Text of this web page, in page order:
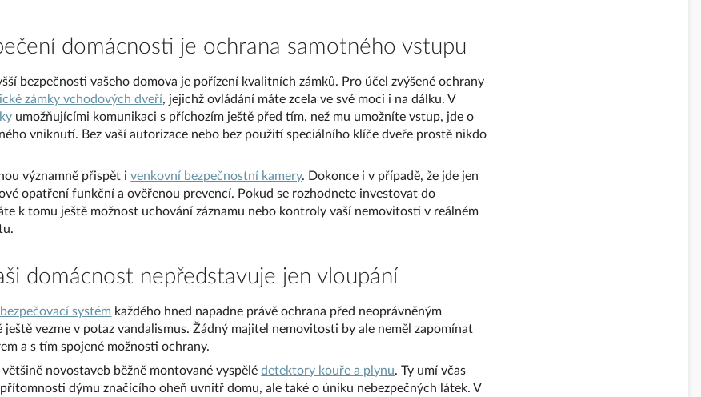
domácnosti je ochrana samotného vstupu
bezpečnosti vašeho domova je pořízení kvalitních zámků. Pro účel zvýšené ochrany
zámky vchodových dveří, jejichž ovládání máte zcela ve své moci i na dálku. V
umožňujícími komunikaci s příchozím ještě před tím, než mu umožníte vstup, jde o
vniknutí. Bez vaší autorizace nebo bez použití speciálního klíče dveře prostě nikdo
významně přispět ivenkovní bezpečnostní kamery. Dokonce i v případě, že jde jen
opatření funkční a ověřenou prevencí. Pokud se rozhodnete investovat do
k tomu ještě možnost uchování záznamu nebo kontroly vaší nemovitosti v reálném
domácnost nepředstavuje jen vloupání
systém každého hned napadne právě ochrana před neoprávněným
vezme v potaz vandalismus. Žádný majitel nemovitosti by ale neměl zapomínat
a s tím spojené možnosti ochrany.
novostaveb běžně montované vyspělédetektory kouře a plynu. Ty umí včas
dýmu značícího oheň uvnitř domu, ale také o úniku nebezpečných látek. V